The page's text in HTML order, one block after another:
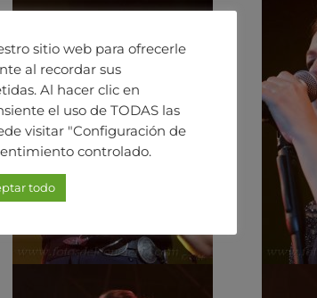
sitio web para ofrecerle
al recordar sus
Al hacer clic en
el uso de TODAS las
visitar "Configuración de
controlado.
todo